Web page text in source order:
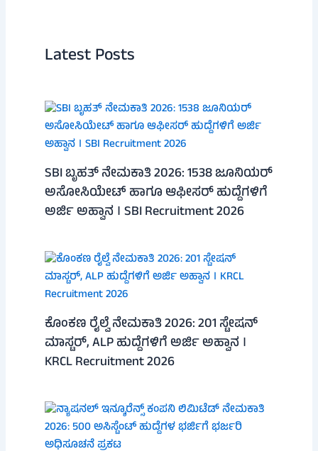
Latest Posts
SBI ಬೃಹತ್ ನೇಮಕಾತಿ 2026: 1538 ಜೂನಿಯರ್
ಅಸೋಸಿಯೇಟ್ ಹಾಗೂ ಆಫೀಸರ್ ಹುದ್ದೆಗಳಿಗೆ
ಅರ್ಜಿ ಅಹ್ವಾನ । SBI Recruitment 2026
ಕೊಂಕಣ ರೈಲ್ವೆ ನೇಮಕಾತಿ 2026: 201 ಸ್ಟೇಷನ್
ಮಾಸ್ಟರ್, ALP ಹುದ್ದೆಗಳಿಗೆ ಅರ್ಜಿ ಅಹ್ವಾನ ।
KRCL Recruitment 2026